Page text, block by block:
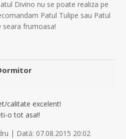
Divino nu se poate realiza pe
Patul Tulipe sau Patul
seara frumoasa!
calitate excelent!
o tot asa!!
| Dată: 07.08.2015 20:02